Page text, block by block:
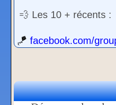
💨 Les 10 + récents :
🪁 facebook.com/